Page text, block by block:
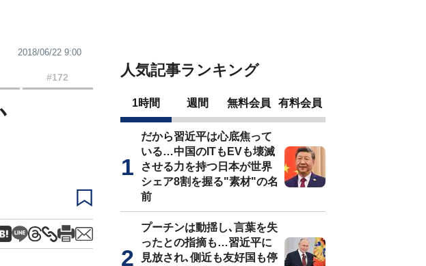
2018/06/22 9:00
#172 人気記事ランキング
1時間 週間 無料会員 有料会員
だから習近平は心底焦って
いる…中国のITもEVも壊滅
させる力を持つ日本が世界
シェア8割を握る"素材"の名
前
プーチンは動揺し､言葉を失
ったとの指摘も…習近平に
見放され､側近も友好国も停